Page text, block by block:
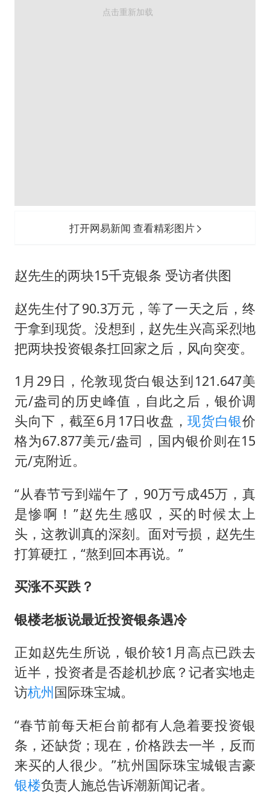
打开网易新闻 查看精彩图片
赵先生的两块15千克银条 受访者供图
赵先生付了90.3万元，等了一天之后，终
于拿到现货。没想到，赵先生兴高采烈地
把两块投资银条扛回家之后，风向突变。
1月29日，伦敦现货白银达到121.647美
元/盎司的历史峰值，自此之后，银价调
头向下，截至6月17日收盘，现货白银价
格为67.877美元/盎司，国内银价则在15
元/克附近。
“从春节亏到端午了，90万亏成45万，真
是惨啊！”赵先生感叹，买的时候太上
头，这教训真的深刻。面对亏损，赵先生
打算硬扛，“熬到回本再说。”
买涨不买跌？
银楼老板说最近投资银条遇冷
正如赵先生所说，银价较1月高点已跌去
近半，投资者是否趁机抄底？记者实地走
访杭州国际珠宝城。
“春节前每天柜台前都有人急着要投资银
条，还缺货；现在，价格跌去一半，反而
来买的人很少。”杭州国际珠宝城银吉豪
银楼负责人施总告诉潮新闻记者。